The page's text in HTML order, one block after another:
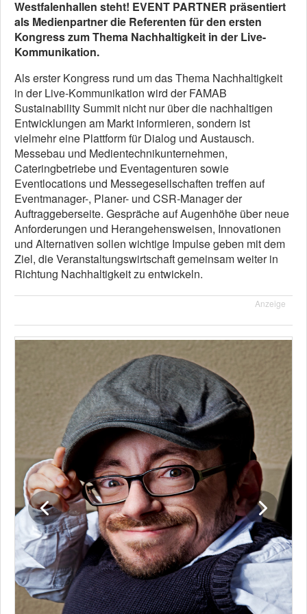
Westfalenhallen steht! EVENT PARTNER präsentiert
als Medienpartner die Referenten für den ersten
Kongress zum Thema Nachhaltigkeit in der Live-
Kommunikation.
Als erster Kongress rund um das Thema Nachhaltigkeit
in der Live-Kommunikation wird der FAMAB
Sustainability Summit nicht nur über die nachhaltigen
Entwicklungen am Markt informieren, sondern ist
vielmehr eine Plattform für Dialog und Austausch.
Messebau und Medientechnikunternehmen,
Cateringbetriebe und Eventagenturen sowie
Eventlocations und Messegesellschaften treffen auf
Eventmanager-, Planer- und CSR-Manager der
Auftraggeberseite. Gespräche auf Augenhöhe über neue
Anforderungen und Herangehensweisen, Innovationen
und Alternativen sollen wichtige Impulse geben mit dem
Ziel, die Veranstaltungswirtschaft gemeinsam weiter in
Richtung Nachhaltigkeit zu entwickeln.
Anzeige